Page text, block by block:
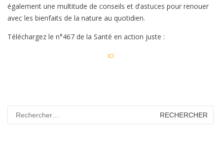
également une multitude de conseils et d’astuces pour renouer
avec les bienfaits de la nature au quotidien.
Téléchargez le n°467 de la Santé en action juste :
ici
Rechercher :